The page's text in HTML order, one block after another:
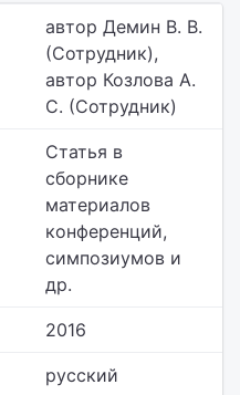
автор Демин В. В.
(Сотрудник),
автор Козлова А.
С. (Сотрудник)
Статья в
сборнике
материалов
конференций,
симпозиумов и
др.
2016
русский